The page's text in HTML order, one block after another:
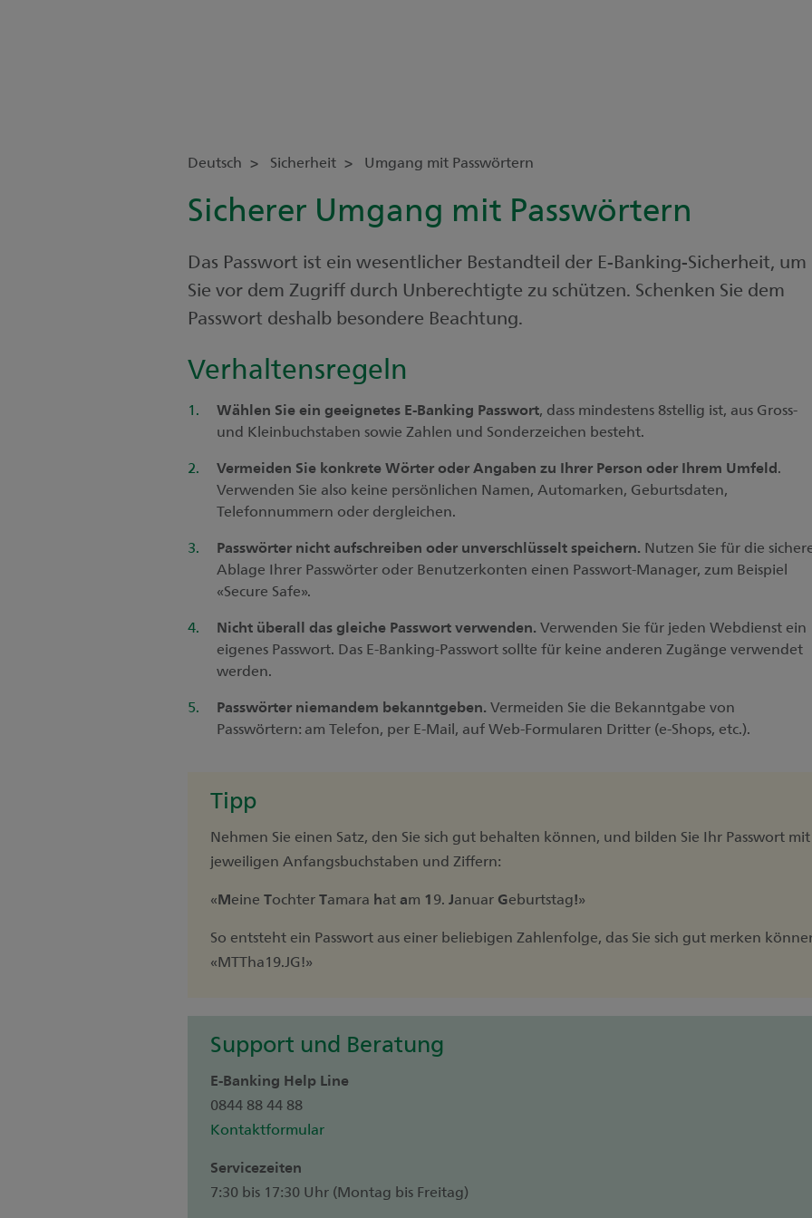
Deutsch Sicherheit Umgang mit Passwörtern
Sicherer Umgang mit Passwörtern
Das Passwort ist ein wesentlicher Bestandteil der E-Banking-Sicherheit, um
Sie vor dem Zugriff durch Unberechtigte zu schützen. Schenken Sie dem
Passwort deshalb besondere Beachtung.
Verhaltensregeln
Wählen Sie ein geeignetes E-Banking Passwort, dass mindestens 8stellig ist, aus Gross-
und Kleinbuchstaben sowie Zahlen und Sonderzeichen besteht.
Vermeiden Sie konkrete Wörter oder Angaben zu Ihrer Person oder Ihrem Umfeld.
Verwenden Sie also keine persönlichen Namen, Automarken, Geburtsdaten,
Telefonnummern oder dergleichen.
Passwörter nicht aufschreiben oder unverschlüsselt speichern. Nutzen Sie für die
Ablage Ihrer Passwörter oder Benutzerkonten einen Passwort-Manager, zum Beispiel
«Secure Safe».
Nicht überall das gleiche Passwort verwenden. Verwenden Sie für jeden Webdienst ein
eigenes Passwort. Das E-Banking-Passwort sollte für keine anderen Zugänge verwendet
werden.
Passwörter niemandem bekanntgeben. Vermeiden Sie die Bekanntgabe von
Passwörtern: am Telefon, per E-Mail, auf Web-Formularen Dritter (e-Shops, etc.).
Tipp
Nehmen Sie einen Satz, den Sie sich gut behalten können, und bilden Sie Ihr Passwort
jeweiligen Anfangsbuchstaben und Ziffern:
«Meine TochterTamara hatam 19. Januar Geburtstag!»
So entsteht ein Passwort aus einer beliebigen Zahlenfolge, das Sie sich gut merken
«MTTha19.JG!»
Support und Beratung
E-Banking Help Line
0844 88 44 88
Kontaktformular
Servicezeiten
7:30 bis 17:30 Uhr (Montag bis Freitag)